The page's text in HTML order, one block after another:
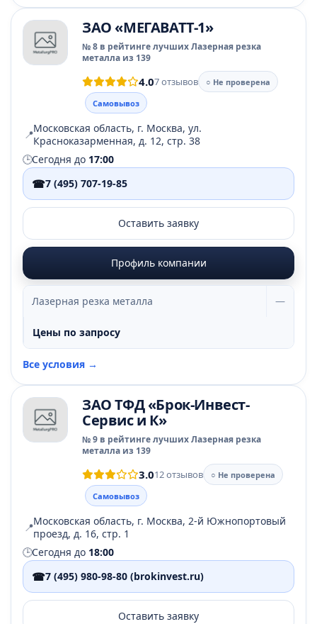
ЗАО «МЕГАВАТТ-1»
№ 8 в рейтинге лучших Лазерная резка
металла из 139
4.07 отзывов
○ Не проверена
Самовывоз
📍Московская область, г. Москва, ул.
Красноказарменная, д. 12, стр. 38
🕒Сегодня до 17:00
☎7 (495) 707-19-85
Оставить заявку
Профиль компании
Лазерная резка металла —
Цены по запросу
Все условия →
ЗАО ТФД «Брок-Инвест-
Сервис и К»
№ 9 в рейтинге лучших Лазерная резка
металла из 139
3.012 отзывов
○ Не проверена
Самовывоз
📍Московская область, г. Москва, 2-й Южнопортовый
проезд, д. 16, стр. 1
🕒Сегодня до 18:00
☎7 (495) 980-98-80 (brokinvest.ru)
Оставить заявку